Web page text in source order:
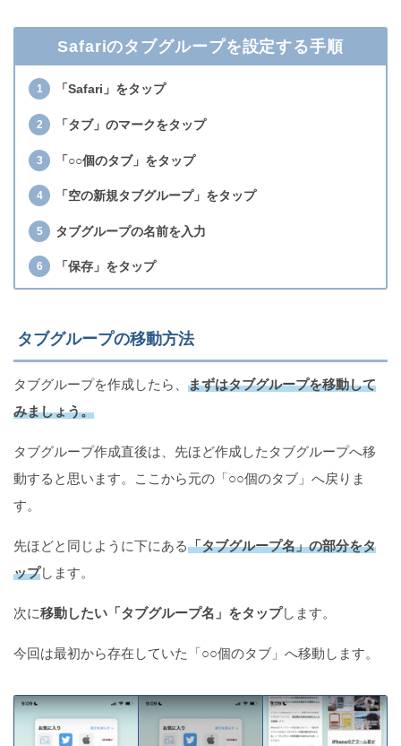
Safariのタブグループを設定する手順
「Safari」をタップ
「タブ」のマークをタップ
「○○個のタブ」をタップ
「空の新規タブグループ」をタップ
タブグループの名前を入力
「保存」をタップ
タブグループの移動方法
タブグループを作成したら、 まずはタブグループを移動して
みましょう。
タブグループ作成直後は、先ほど作成したタブグループへ移
動すると思います。ここから元の「○○個のタブ」へ戻りま
す。
先ほどと同じように下にある「タブグループ名」の部分をタ
ップします。
次に移動したい「タブグループ名」をタップします。
今回は最初から存在していた「○○個のタブ」へ移動します。